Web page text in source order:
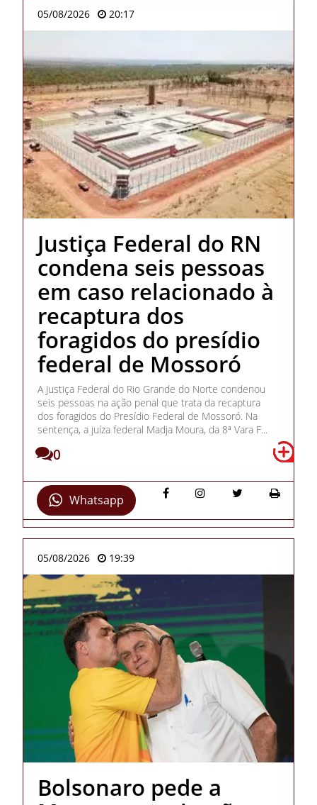
05/08/2026 20:17
Justiça Federal do RN
condena seis pessoas
em caso relacionado à
recaptura dos
foragidos do presídio
federal de Mossoró
A Justiça Federal do Rio Grande do Norte condenou
seis pessoas na ação penal que trata da recaptura
dos foragidos do Presídio Federal de Mossoró. Na
sentença, a juíza federal Madja Moura, da 8ª Vara F...
0
Whatsapp
05/08/2026 19:39
Bolsonaro pede a